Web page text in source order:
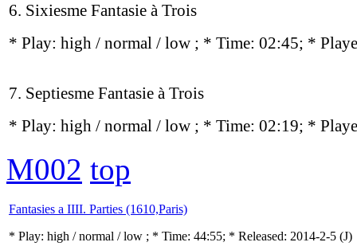
6. Sixiesme Fantasie à Trois
* Play: high / normal / low ; * Time: 02:45; *
7. Septiesme Fantasie à Trois
* Play: high / normal / low ; * Time: 02:19; *
M002 top
Fantasies a IIII. Parties (1610,Paris)
* Play: high / normal / low ; * Time: 44:55; * Released: 2014-2-5 (J)